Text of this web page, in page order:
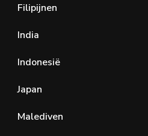
Filipijnen
India
Indonesië
Japan
Malediven